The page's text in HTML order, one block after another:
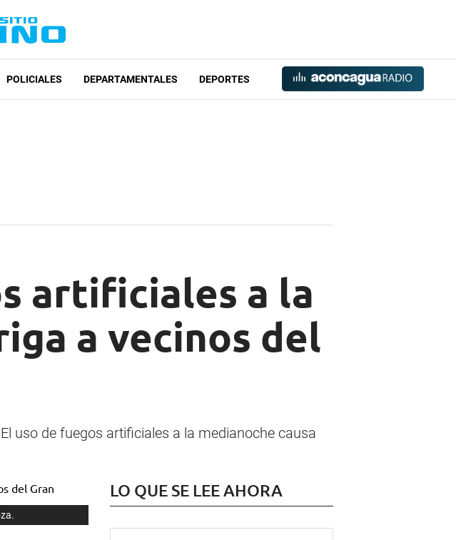
POLICIALES DEPARTAMENTALES DEPORTES
artificiales a la
a vecinos del
uso de fuegos artificiales a la medianoche causa
LO QUE SE LEE AHORA